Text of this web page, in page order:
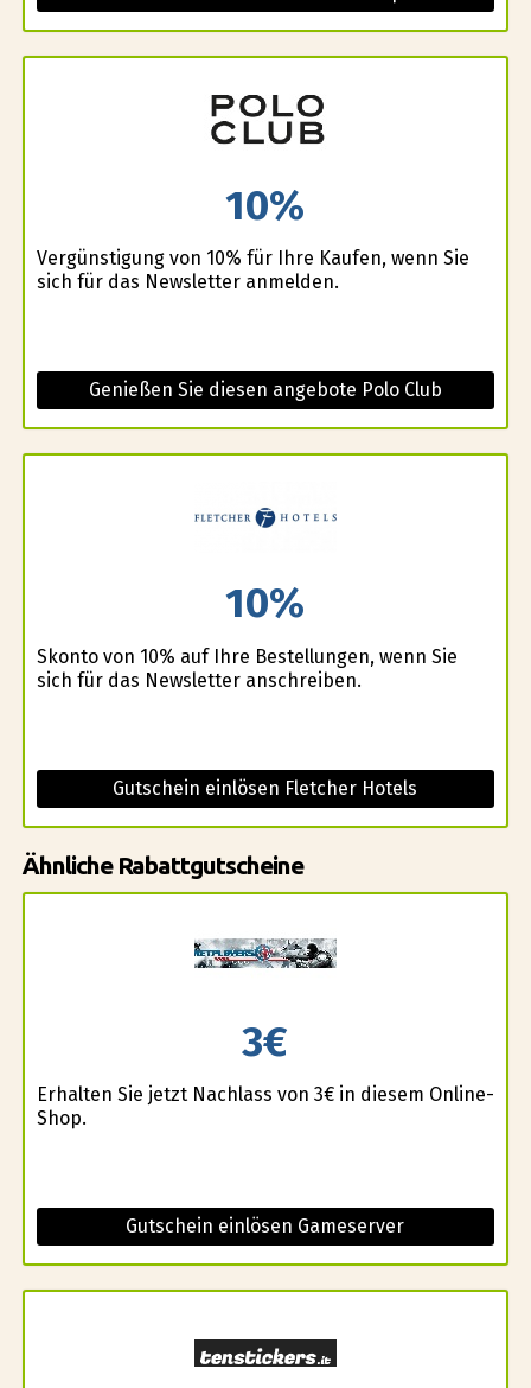
10%
Vergünstigung von 10% für Ihre Kaufen, wenn Sie
sich für das Newsletter anmelden.
Genießen Sie diesen angebote Polo Club
10%
Skonto von 10% auf Ihre Bestellungen, wenn Sie
sich für das Newsletter anschreiben.
Gutschein einlösen Fletcher Hotels
Ähnliche Rabattgutscheine
3€
Erhalten Sie jetzt Nachlass von 3€ in diesem Online-
Shop.
Gutschein einlösen Gameserver